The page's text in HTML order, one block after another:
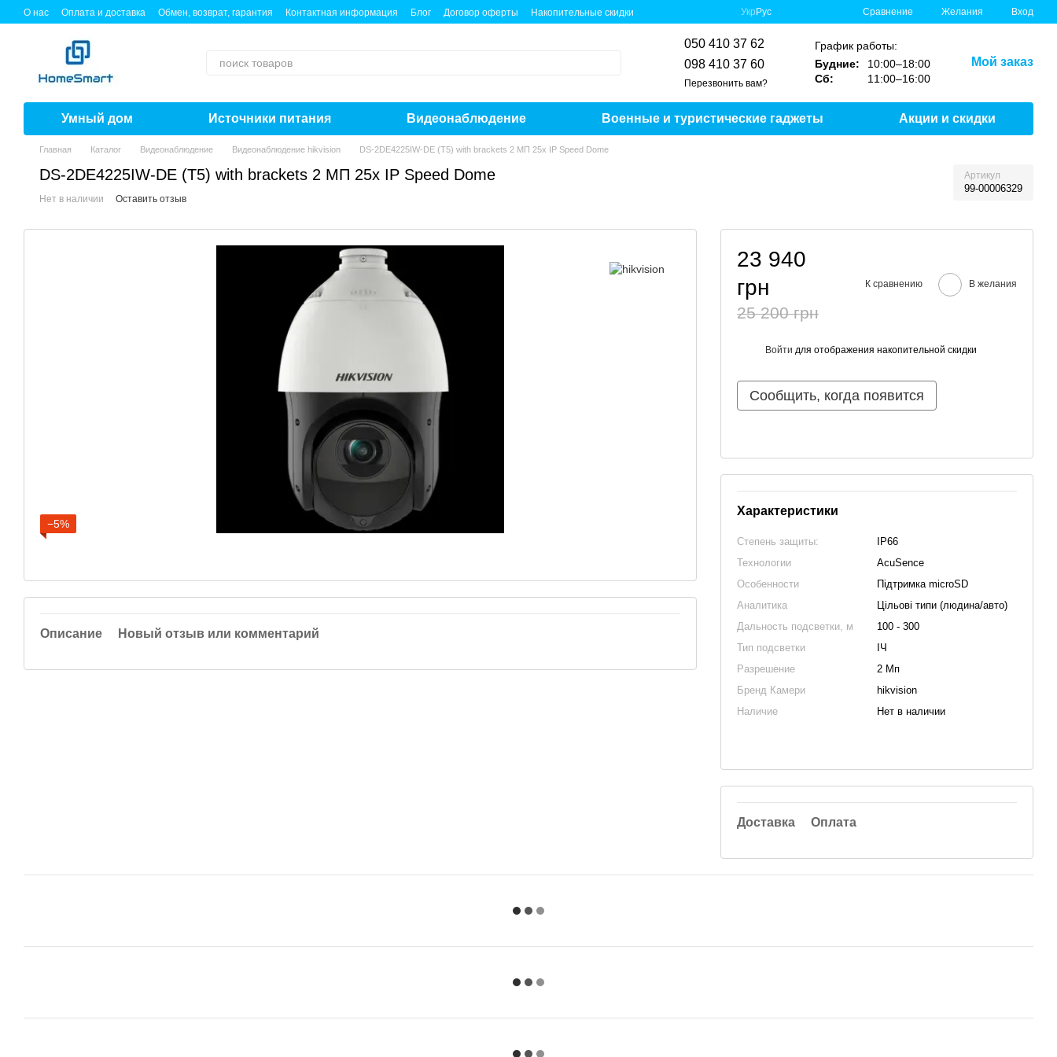
Перейти к основному контенту
О нас Оплата и доставка Обмен, возврат, гарантия Контактная информация Блог Договор оферты Накопительные скидки Укр Рус Сравнение Желания Вход
050 410 37 62
098 410 37 60
Перезвонить вам?
График работы:
Будние:
10:00–18:00
Сб:
11:00–16:00
Мой заказ
Умный дом Источники питания Видеонаблюдение Военные и туристические гаджеты Акции и скидки
Главная Каталог Видеонаблюдение Видеонаблюдение hikvision DS-2DE4225IW-DE (T5) with brackets 2 МП 25х IP Speed Dome
DS-2DE4225IW-DE (T5) with brackets 2 МП 25х IP Speed Dome Артикул
99-00006329
Нет в наличии Оставить отзыв
23 940
грн
25 200 грн
К сравнению В желания
Войти для отображения накопительной скидки
Сообщить, когда появится
Характеристики
Степень защиты:
IP66
Технологии
AcuSence
Особенности
Підтримка microSD
Аналитика
Цільові типи (людина/авто)
Дальность подсветки, м
100 - 300
Тип подсветки
ІЧ
Разрешение
2 Мп
Бренд Камери
hikvision
Наличие
Нет в наличии
Доставка Оплата
−5%
Описание Новый отзыв или комментарий